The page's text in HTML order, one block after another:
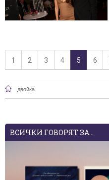
1 2 3 4 5 6
двойка
ВСИЧКИ ГОВОРЯТ ЗА...